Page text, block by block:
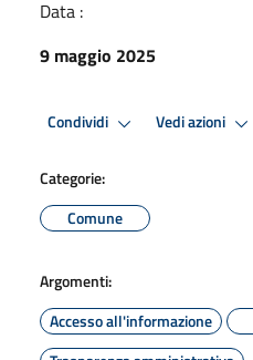
Data :
9 maggio 2025
Condividi Vedi azioni
Categorie:
Comune
Argomenti:
Accesso all'informazione